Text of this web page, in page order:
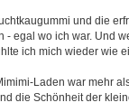
und die
- egal wo ich war. Und
ich mich wieder wie
Laden war mehr
die Schönheit der